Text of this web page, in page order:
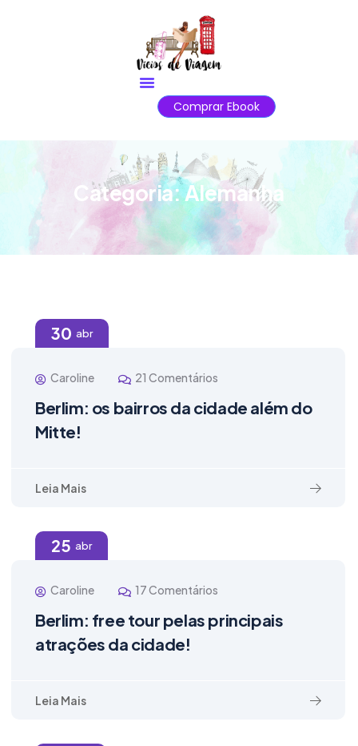
Comprar Ebook
Categoria:Alemanha
30 abr
Caroline 21 Comentários
Berlim: os bairros da cidade além do
Mitte!
Leia Mais
25 abr
Caroline 17 Comentários
Berlim: free tour pelas principais
atrações da cidade!
Leia Mais